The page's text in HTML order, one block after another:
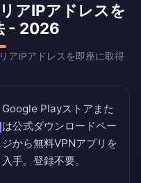
アIPアドレスを
- 2026
アIPアドレスを即座に取得
Google Playストア また
は公式ダウンロードペー
ジから無料VPNアプリを
入手。登録不要。